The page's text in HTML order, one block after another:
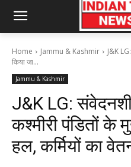
Home Jammu & Kashmir
J&K
किया जा...
Jammu & Kashmir
J&K LG:
कश्मीरी पंडितों के
हल, कर्मियों का